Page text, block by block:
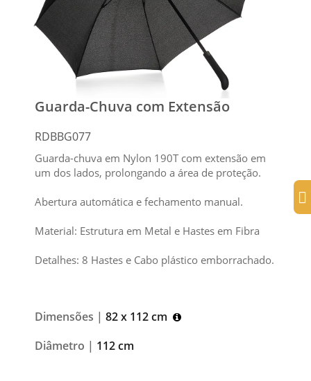
Guarda-Chuva com Extensão
RDBBG077
Guarda-chuva em Nylon 190T com extensão em
um dos lados, prolongando a área de proteção.
Abertura automática e fechamento manual.
Material: Estrutura em Metal e Hastes em Fibra
Detalhes: 8 Hastes e Cabo plástico emborrachado.
Dimensões | 82 x 112 cm
Diâmetro | 112 cm